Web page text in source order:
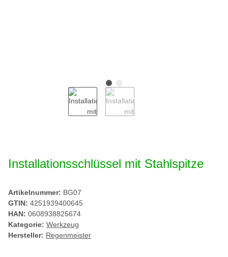
Installationsschlüssel mit Stahlspitze
Artikelnummer: BG07
GTIN: 4251939400645
HAN: 0608938825674
Kategorie: Werkzeug
Hersteller: Regenmeister